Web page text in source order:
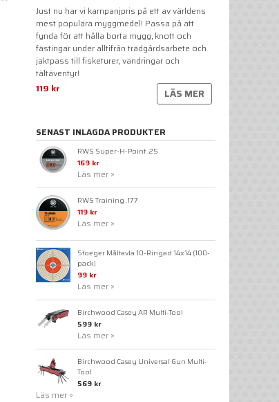
Just nu har vi kampanjpris på ett av världens
mest populära myggmedel! Passa på att
fynda för att hålla borta mygg, knott och
fästingar under alltifrån trädgårdsarbete och
jaktpass till fisketurer, vandringar och
tältäventyr!
119 kr
LÄS MER
SENAST INLAGDA PRODUKTER
RWS Super-H-Point .25
169 kr
Läs mer »
RWS Training .177
119 kr
Läs mer »
Stoeger Måltavla 10-Ringad 14x14 (100-
pack)
99 kr
Läs mer »
Birchwood Casey AR Multi-Tool
599 kr
Läs mer »
Birchwood Casey Universal Gun Multi-
Tool
569 kr
Läs mer »